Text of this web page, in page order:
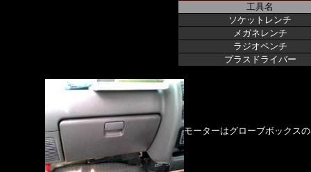
工具名
ソケットレンチ
メガネレンチ
ラジオペンチ
プラスドライバー
モーターはグローブボックス